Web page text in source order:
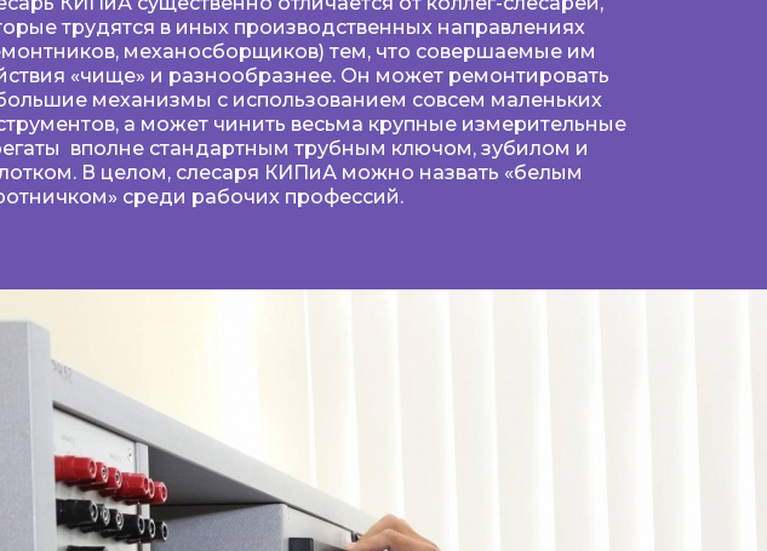
трудятся в иных производственных направлениях
механосборщиков) тем, что совершаемые им
«чище» и разнообразнее. Он может ремонтировать
механизмы с использованием совсем маленьких
а может чинить весьма крупные измерительные
вполне стандартным трубным ключом, зубилом и
В целом, слесаря КИПиА можно назвать «белым
среди рабочих профессий.